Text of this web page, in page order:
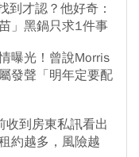
到才認？他好奇：
」黑鍋只求1件事
曝光！曾說Morris
發聲「明年定要配
收到房東私訊看出
約越多，風險越